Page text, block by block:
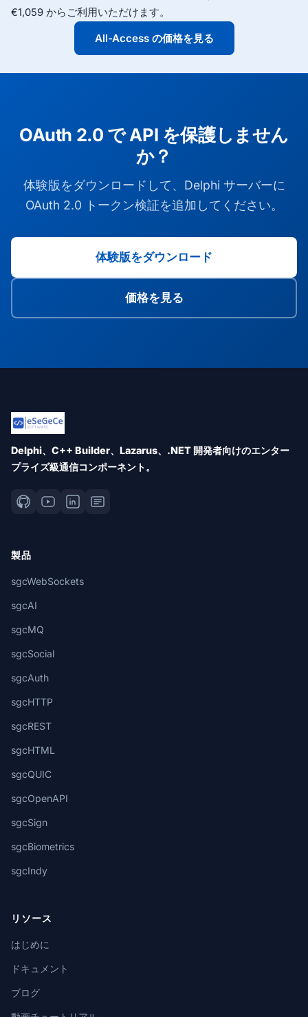
€1,059 からご利用いただけます。
All-Access の価格を見る
OAuth 2.0 で API を保護しません
か？
体験版をダウンロードして、Delphi サーバーに
OAuth 2.0 トークン検証を追加してください。
体験版をダウンロード
価格を見る
Delphi、C++ Builder、Lazarus、.NET 開発者向けのエンター
プライズ級通信コンポーネント。
製品
sgcWebSockets
sgcAI
sgcMQ
sgcSocial
sgcAuth
sgcHTTP
sgcREST
sgcHTML
sgcQUIC
sgcOpenAPI
sgcSign
sgcBiometrics
sgcIndy
リソース
はじめに
ドキュメント
ブログ